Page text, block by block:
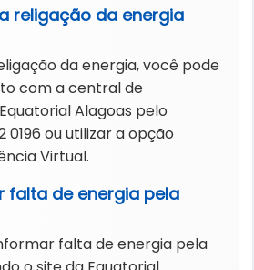
religação da energia
da energia, você pode
com a central de
Alagoas pelo
0196 ou utilizar a opção
Virtual.
falta de energia pela
falta de energia pela